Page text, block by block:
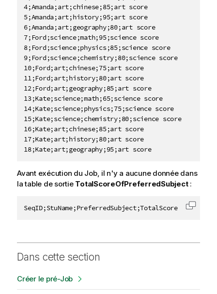
4;Amanda;art;chinese;85;art score
5;Amanda;art;history;95;art score
6;Amanda;art;geography;80;art score
7;Ford;science;math;95;science score
8;Ford;science;physics;85;science score
9;Ford;science;chemistry;80;science score
10;Ford;art;chinese;75;art score
11;Ford;art;history;80;art score
12;Ford;art;geography;85;art score
13;Kate;science;math;65;science score
14;Kate;science;physics;75;science score
15;Kate;science;chemistry;80;science score
16;Kate;art;chinese;85;art score
17;Kate;art;history;80;art score
18;Kate;art;geography;95;art score
Avant exécution du Job, il n'y a aucune donnée dans
la table de sortie TotalScoreOfPreferredSubject:
SeqID;StuName;PreferredSubject;TotalScore Copier
Dans cette section
Créer le pré-Job